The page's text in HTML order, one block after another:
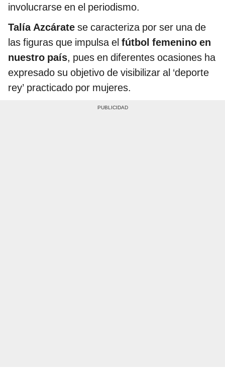
involucrarse en el periodismo.
Talía Azcárate se caracteriza por ser una de
las figuras que impulsa el fútbol femenino en
nuestro país, pues en diferentes ocasiones ha
expresado su objetivo de visibilizar al ‘deporte
rey’ practicado por mujeres.